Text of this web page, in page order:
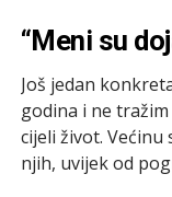
“Meni su
Još jedan
godina i ne
cijeli život. Većinu
njih, uvijek od